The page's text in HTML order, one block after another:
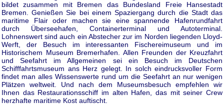
bildet zusammen mit Bremen das Bundesland Freie Hansestadt
Bremen. Genießen Sie bei einem Spaziergang durch die Stadt das
maritime Flair oder machen sie eine spannende Hafenrundfahrt
durch Überseehafen, Containerterminal und Autoterminal.
Lohnenswert sind auch ein Abstecher zur im Norden liegenden Lloyd-
Werft, der Besuch im interessanten Fischereimuseum und im
Historischem Museum Bremerhafen. Allen Freunden der Kreuzfahrt
und Seefahrt im Allgemeinen sei ein Besuch im Deutschen
Schifffahrtsmuseum ans Herz gelegt. In solch eindrucksvoller Form
findet man alles Wissenswerte rund um die Seefahrt an nur wenigen
Plätzen weltweit. Und nach dem Museumsbesuch empfehlen wir
Ihnen das Restaurationsschiff im alten Hafen, das mit seiner Crew
herzhafte maritime Kost auftischt.